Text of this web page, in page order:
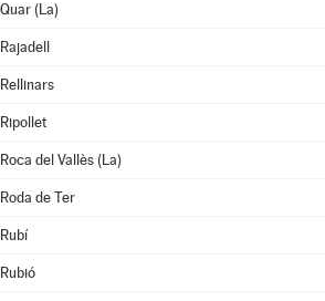
Quar (La)
Rajadell
Rellinars
Ripollet
Roca del Vallès (La)
Roda de Ter
Rubí
Rubió